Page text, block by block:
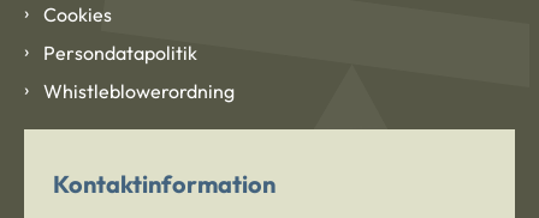
Cookies
Persondatapolitik
Whistleblowerordning
Kontaktinformation